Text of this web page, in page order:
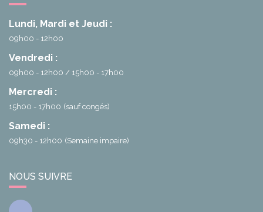
Lundi, Mardi et Jeudi :
09h00 - 12h00
Vendredi :
09h00 - 12h00 15h00 - 17h00
Mercredi :
15h00 - 17h00 (sauf congés)
Samedi :
09h30 - 12h00 (Semaine impaire)
NOUS SUIVRE